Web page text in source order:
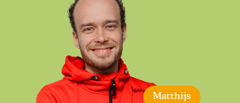
Matthijs